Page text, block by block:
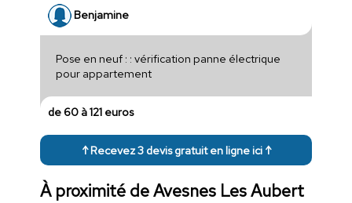
Benjamine
Pose en neuf : : vérification panne électrique
pour appartement
de 60 à 121 euros
↑ Recevez 3 devis gratuit en ligne ici ↑
À proximité de Avesnes Les Aubert